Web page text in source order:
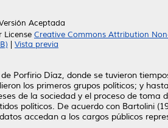
Aceptada
License Creative Commons Attribution
Vista previa
Porfirio Díaz, donde se tuvieron
los primeros grupos políticos; y
de la sociedad y el proceso de
políticos. De acuerdo con Bartolini
accedan a los cargos públicos